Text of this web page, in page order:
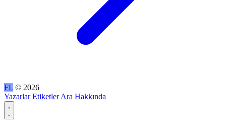
FL © 2026
Yazarlar Etiketler Ara Hakkında